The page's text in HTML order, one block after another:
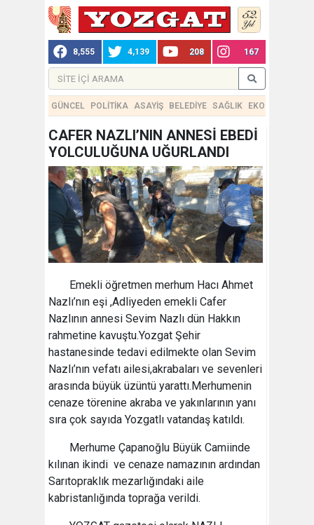
8,555 4,139 208 167
GÜNCEL POLİTİKA ASAYİŞ BELEDİYE SAĞLIK EKONOMİ
CAFER NAZLI’NIN ANNESİ EBEDİ
YOLCULUĞUNA UĞURLANDI
Emekli öğretmen merhum Hacı Ahmet
Nazlı’nın eşi ,Adliyeden emekli Cafer
Nazlının annesi Sevim Nazlı dün Hakkın
rahmetine kavuştu.Yozgat Şehir
hastanesinde tedavi edilmekte olan Sevim
Nazlı’nın vefatı ailesi,akrabaları ve sevenleri
arasında büyük üzüntü yarattı.Merhumenin
cenaze törenine akraba ve yakınlarının yanı
sıra çok sayıda Yozgatlı vatandaş katıldı.
Merhume Çapanoğlu Büyük Camiinde
kılınan ikindi ve cenaze namazının ardından
Sarıtopraklık mezarlığındaki aile
kabristanlığında toprağa verildi.